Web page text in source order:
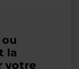
la
votre